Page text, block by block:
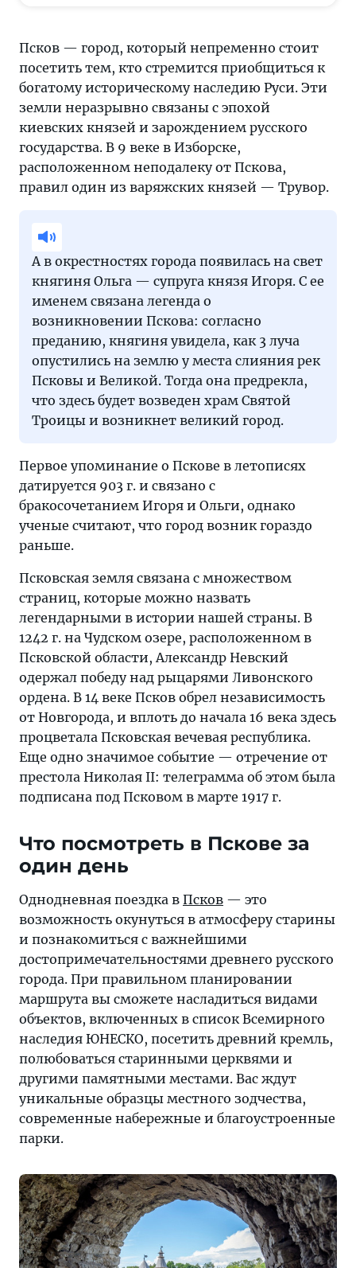
тем,
стремится
богатому
историческому
Руси.
Эти
земли
неразрывно
связаны
эпохой
киевских
князей
государства
Псков — город, который непременно стоит
посетить тем, кто стремится приобщиться к
богатому историческому наследию Руси. Эти
земли неразрывно связаны с эпохой
киевских князей и зарождением русского
государства. В 9 веке в Изборске,
расположенном неподалеку от Пскова,
правил один из варяжских князей — Трувор.
А в окрестностях города появилась на свет
княгиня Ольга — супруга князя Игоря. С ее
именем связана легенда о
возникновении Пскова: согласно
преданию, княгиня увидела, как 3 луча
опустились на землю у места слияния рек
Псковы и Великой. Тогда она предрекла,
что здесь будет возведен храм Святой
Троицы и возникнет великий город.
Первое упоминание о Пскове в летописях
датируется 903 г. и связано с
бракосочетанием Игоря и Ольги, однако
ученые считают, что город возник гораздо
раньше.
Псковская земля связана с множеством
страниц, которые можно назвать
легендарными в истории нашей страны. В
1242 г. на Чудском озере, расположенном в
Псковской области, Александр Невский
одержал победу над рыцарями Ливонского
ордена. В 14 веке Псков обрел независимость
от Новгорода, и вплоть до начала 16 века здесь
процветала Псковская вечевая республика.
Еще одно значимое событие — отречение от
престола Николая II: телеграмма об этом была
подписана под Псковом в марте 1917 г.
Что посмотреть в Пскове за
один день
Однодневная поездка в Псков — это
возможность окунуться в атмосферу старины
и познакомиться с важнейшими
достопримечательностями древнего русского
города. При правильном планировании
маршрута вы сможете насладиться видами
объектов, включенных в список Всемирного
наследия ЮНЕСКО, посетить древний кремль,
полюбоваться старинными церквями и
другими памятными местами. Вас ждут
уникальные образцы местного зодчества,
современные набережные и благоустроенные
парки.